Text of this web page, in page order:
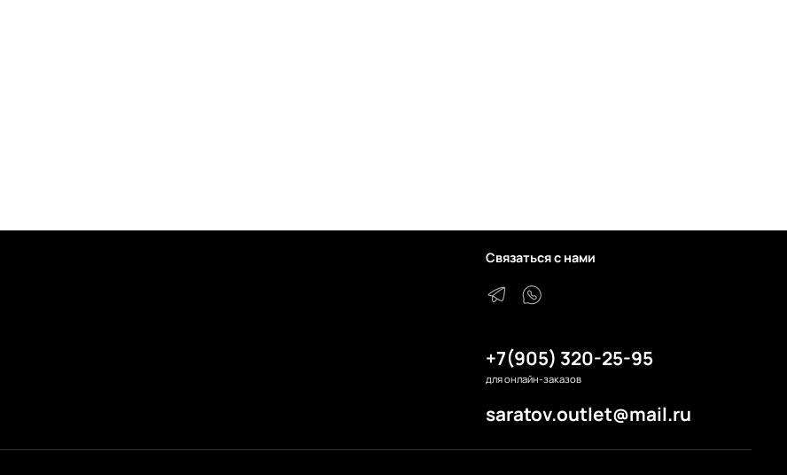
Связаться с нами
+7(905) 320-25-95
для онлайн-заказов
saratov.outlet@mail.ru